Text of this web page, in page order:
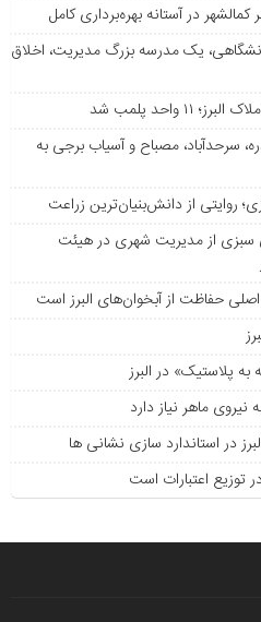
یک مدرسه بزرگ مدیریت، اخلاق
واحد پلمب شد
سرحدآباد، مصباح و آسیاب برجی به
روایتی از دانش‌بنیان‌ترین زراعت
از مدیریت شهری در هیئت
حفاظت از آبخوان‌های البرز است
پلاستیک» در البرز
نیروی ماهر نیاز دارد
در استاندارد سازی نشانی ها
توزیع اعتبارات است